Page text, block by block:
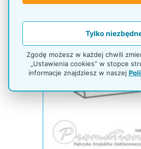
Tylko
Zgodę możesz w każdej chwili
„Ustawienia cookies” w stopce
informacje znajdziesz w naszej